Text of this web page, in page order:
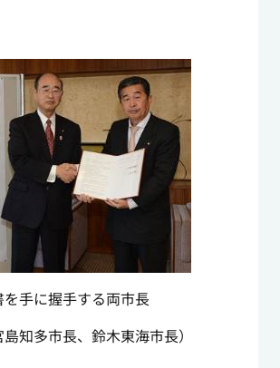
手に握手する両市長
島知多市長、鈴木東海市長）